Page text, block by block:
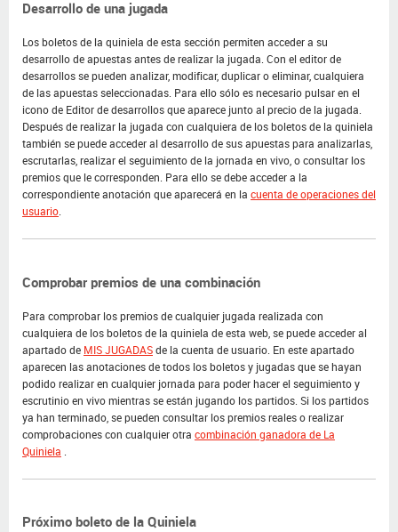
Desarrollo de una jugada
Los boletos de la quiniela de esta sección permiten acceder a su
desarrollo de apuestas antes de realizar la jugada. Con el editor de
desarrollos se pueden analizar, modificar, duplicar o eliminar, cualquiera
de las apuestas seleccionadas. Para ello sólo es necesario pulsar en el
icono de Editor de desarrollos que aparece junto al precio de la jugada.
Después de realizar la jugada con cualquiera de los boletos de la quiniela
también se puede acceder al desarrollo de sus apuestas para analizarlas,
escrutarlas, realizar el seguimiento de la jornada en vivo, o consultar los
premios que le corresponden. Para ello se debe acceder a la
correspondiente anotación que aparecerá en la cuenta de operaciones del
usuario.
Comprobar premios de una combinación
Para comprobar los premios de cualquier jugada realizada con
cualquiera de los boletos de la quiniela de esta web, se puede acceder al
apartado de MIS JUGADAS de la cuenta de usuario. En este apartado
aparecen las anotaciones de todos los boletos y jugadas que se hayan
podido realizar en cualquier jornada para poder hacer el seguimiento y
escrutinio en vivo mientras se están jugando los partidos. Si los partidos
ya han terminado, se pueden consultar los premios reales o realizar
comprobaciones con cualquier otra combinación ganadora de La
Quiniela
Próximo boleto de la Quiniela